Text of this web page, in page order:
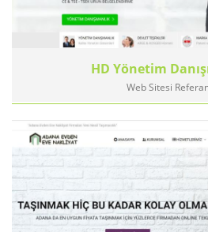
HD Yönetim
Web Sitesi